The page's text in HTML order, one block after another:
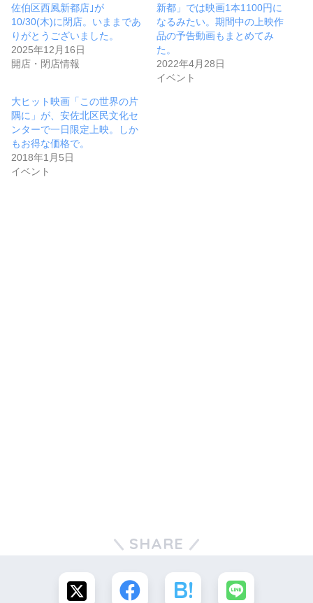
佐伯区西風新都店｣が
10/30(木)に閉店。いままであ
りがとうございました。
2025年12月16日
開店・閉店情報
新都」では映画1本1100円に
なるみたい。期間中の上映作
品の予告動画もまとめてみ
た。
2022年4月28日
イベント
大ヒット映画「この世界の片
隅に」が、安佐北区民文化セ
ンターで一日限定上映。しか
もお得な価格で。
2018年1月5日
イベント
SHARE